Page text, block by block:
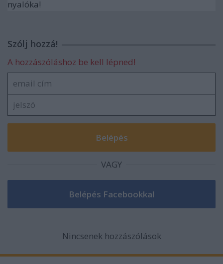
Szólj hozzá!
A hozzászóláshoz be kell lépned!
VAGY
Nincsenek hozzászólások